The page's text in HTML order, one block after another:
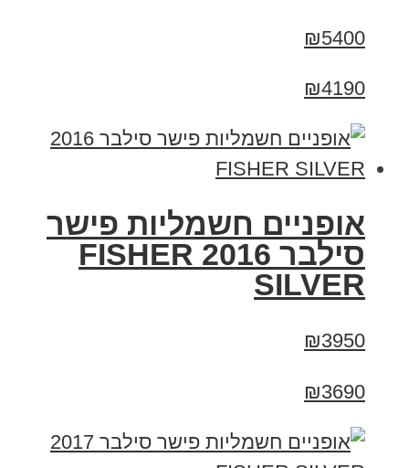
₪5400
₪4190
אופניים חשמליות פישר
סילבר 2016 FISHER
SILVER
₪3950
₪3690